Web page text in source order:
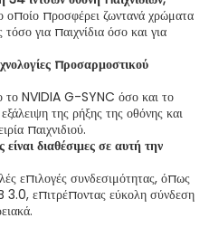
προσφέρει ζωντανά χρώματα
τόσο για παιχνίδια όσο και για
προσαρμοστικού
το NVIDIA G-SYNC όσο και το
της ρήξης της οθόνης και
παιχνιδιού.
διαθέσιμες σε αυτή την
επιλογές συνδεσιμότητας, όπως
επιτρέποντας εύκολη σύνδεση